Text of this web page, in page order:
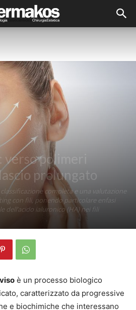
verso polimeri
prolungato
completa e una valutazione
con fili, ponendo particolare enfasi
dell’acido ialuronico (HA) nei fili
è un processo biologico
caratterizzato da progressive
e biochimiche che interessano